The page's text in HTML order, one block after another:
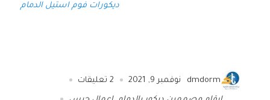
ديكورات فوم استيل الدمام
dmdorm نوفمبر 9, 2021 2 تعليقات